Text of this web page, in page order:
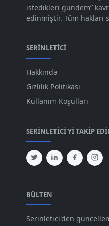
Ağu 2023 [74]
Tem 2023 [76]
Haz 2023
May 2023
Nis 2023
Mar 2023
Oca 2023 [87]
Ara 2022 [82]
Eki 2022
Eyl 2022 [72]
istedikleri gündem”
edinmiştir. Tüm hakları
SERINLETICI
Hakkında
Gizlilik Politikası
Kullanım Koşulları
SERINLETICI'YI TAKIP
BÜLTEN
Serinletici'den